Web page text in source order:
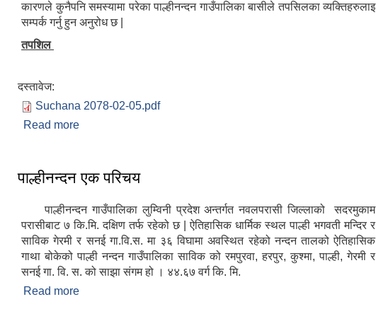
कारणले कुनैपनि समस्यामा परेका पाल्हीनन्दन गाउँपालिका बासीले तपसिलका व्यक्तिहरुलाइ
सम्पर्क गर्नु हुन अनुरोध छ |
तपशिल
दस्तावेज:
Suchana 2078-02-05.pdf
Read more
पाल्हीनन्दन एक परिचय
पाल्हीनन्दन गाउँपालिका लुम्विनी प्रदेश अन्तर्गत नवलपरासी जिल्लाको सदरमुकाम
परासीबाट ७ कि.मि. दक्षिण तर्फ रहेको छ | ऐतिहासिक धार्मिक स्थल पाल्ही भगवती मन्दिर र
साविक गेरमी र सनई गा.वि.स. मा ३६ विघामा अवस्थित रहेको नन्दन तालको ऐतिहासिक
गाथा बोकेको पाल्ही नन्दन गाउँपालिका साविक को रमपुरवा, हरपुर, कुश्मा, पाल्ही, गेरमी र
सनई गा. वि. स. को साझा संगम हो । ४४.६७ वर्ग कि. मि.
Read more